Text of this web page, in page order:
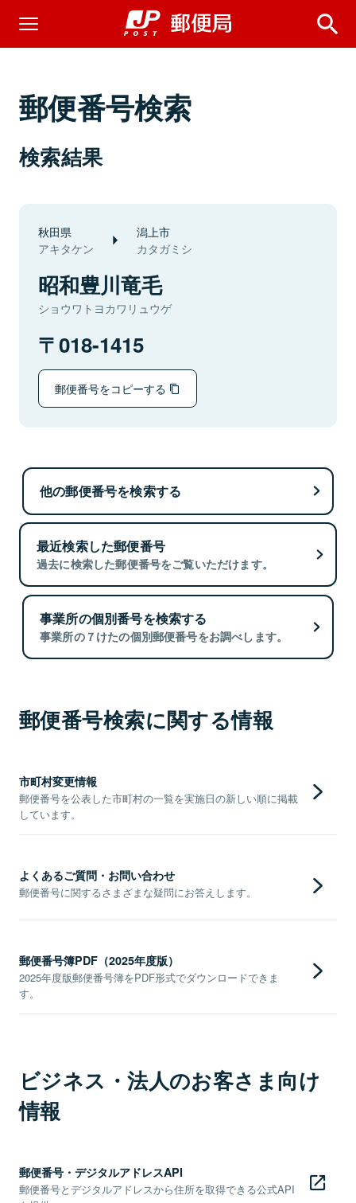
郵便番号検索
検索結果
秋田県
アキタケン
潟上市
カタガミシ
昭和豊川竜毛
ショウワトヨカワリュウゲ
018-1415
郵便番号をコピーする
他の郵便番号を検索する
最近検索した郵便番号
過去に検索した郵便番号をご覧いただけます。
事業所の個別番号を検索する
事業所の７けたの個別郵便番号をお調べします。
郵便番号検索に関する情報
市町村変更情報
郵便番号を公表した市町村の一覧を実施日の新しい順に掲載
しています。
よくあるご質問・お問い合わせ
郵便番号に関するさまざまな疑問にお答えします。
郵便番号簿PDF（2025年度版）
2025年度版郵便番号簿をPDF形式でダウンロードできま
す。
ビジネス・法人のお客さま向け
情報
郵便番号・デジタルアドレスAPI
郵便番号とデジタルアドレスから住所を取得できる公式API